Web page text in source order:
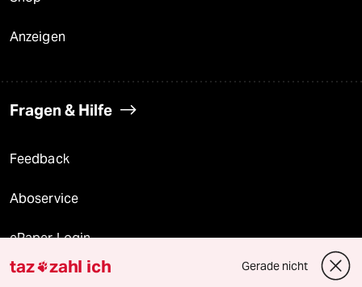
Anzeigen
Fragen & Hilfe
Feedback
Aboservice
ePaper Login
Downloads für Abonnierende
taz zahl ich Gerade nicht